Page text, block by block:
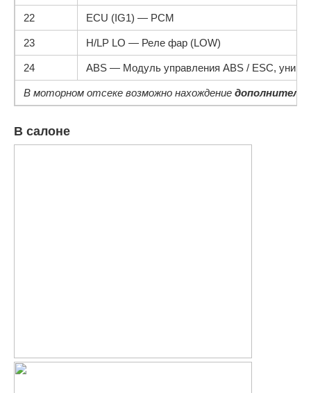
22 ECU (IG1) — PCM
23 H/LP LO — Реле фар (LOW)
24 ABS — Модуль управления ABS / ESC,
В моторном отсеке возможно нахождение
В салоне